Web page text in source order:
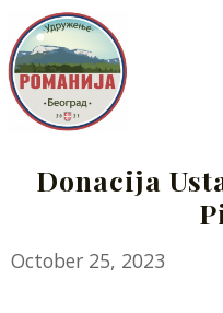
content
Donacija
October 25, 2023